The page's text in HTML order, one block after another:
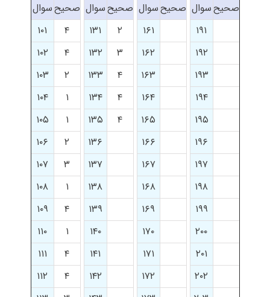
صحیحسوال صحیحسوال صحیحسوال صحیحسوال
۱۹۱
۱۶۱ ۲ ۱۳۱ ۴
۱۰۱
۱۹۲
۱۶۲ ۳ ۱۳۲ ۴
۱۰۲
۱۹۳
۱۶۳ ۴ ۱۳۳ ۲
۱۰۳
۱۹۴
۱۶۴ ۴ ۱۳۴ ۱
۱۰۴
۱۹۵
۱۶۵ ۴ ۱۳۵ ۱
۱۰۵
۱۹۶
۱۶۶ ۱۳۶ ۲
۱۰۶
۱۹۷
۱۶۷ ۱۳۷ ۳
۱۰۷
۱۹۸
۱۶۸ ۱۳۸ ۱
۱۰۸
۱۹۹
۱۶۹ ۱۳۹ ۴
۱۰۹
۲۰۰
۱۷۰ ۱۴۰ ۱
۱۱۰
۲۰۱
۱۷۱ ۱۴۱ ۴
۱۱۱
۲۰۲
۱۷۲ ۱۴۲ ۴
۱۱۲